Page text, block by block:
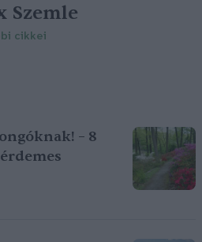
Szemle
cikkei
– 8